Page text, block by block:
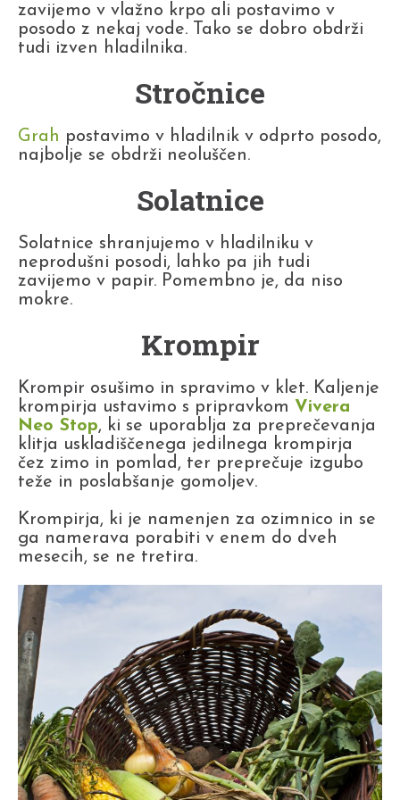
zavijemo v vlažno krpo ali postavimo v
posodo z nekaj vode. Tako se dobro obdrži
tudi izven hladilnika.
Stročnice
Grah postavimo v hladilnik v odprto posodo,
najbolje se obdrži neoluščen.
Solatnice
Solatnice shranjujemo v hladilniku v
neprodušni posodi, lahko pa jih tudi
zavijemo v papir. Pomembno je, da niso
mokre.
Krompir
Krompir osušimo in spravimo v klet. Kaljenje
krompirja ustavimo s pripravkom Vivera
Neo Stop, ki se uporablja za preprečevanja
klitja uskladiščenega jedilnega krompirja
čez zimo in pomlad, ter preprečuje izgubo
teže in poslabšanje gomoljev.
Krompirja, ki je namenjen za ozimnico in se
ga namerava porabiti v enem do dveh
mesecih, se ne tretira.